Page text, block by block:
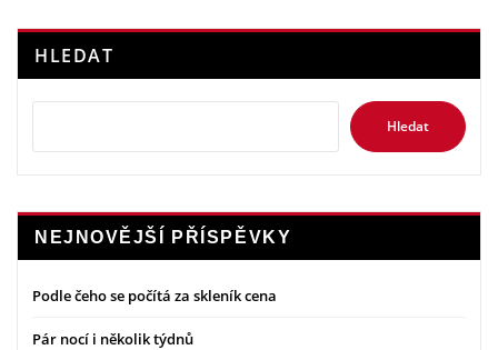
HLEDAT
Hledat
NEJNOVĚJŠÍ PŘÍSPĚVKY
Podle čeho se počítá za skleník cena
Pár nocí i několik týdnů